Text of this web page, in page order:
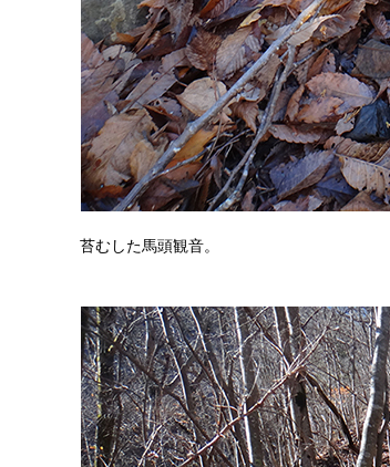
苔むした馬頭観音。